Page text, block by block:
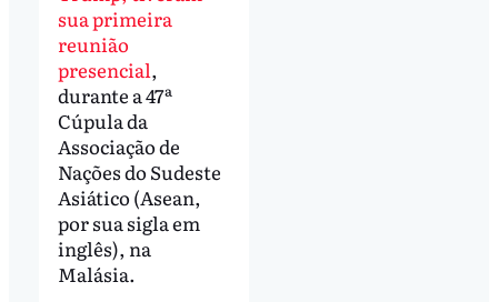
sua primeira
reunião
presencial,
durante a 47ª
Cúpula da
Associação de
Nações do Sudeste
Asiático (Asean,
por sua sigla em
inglês), na
Malásia.